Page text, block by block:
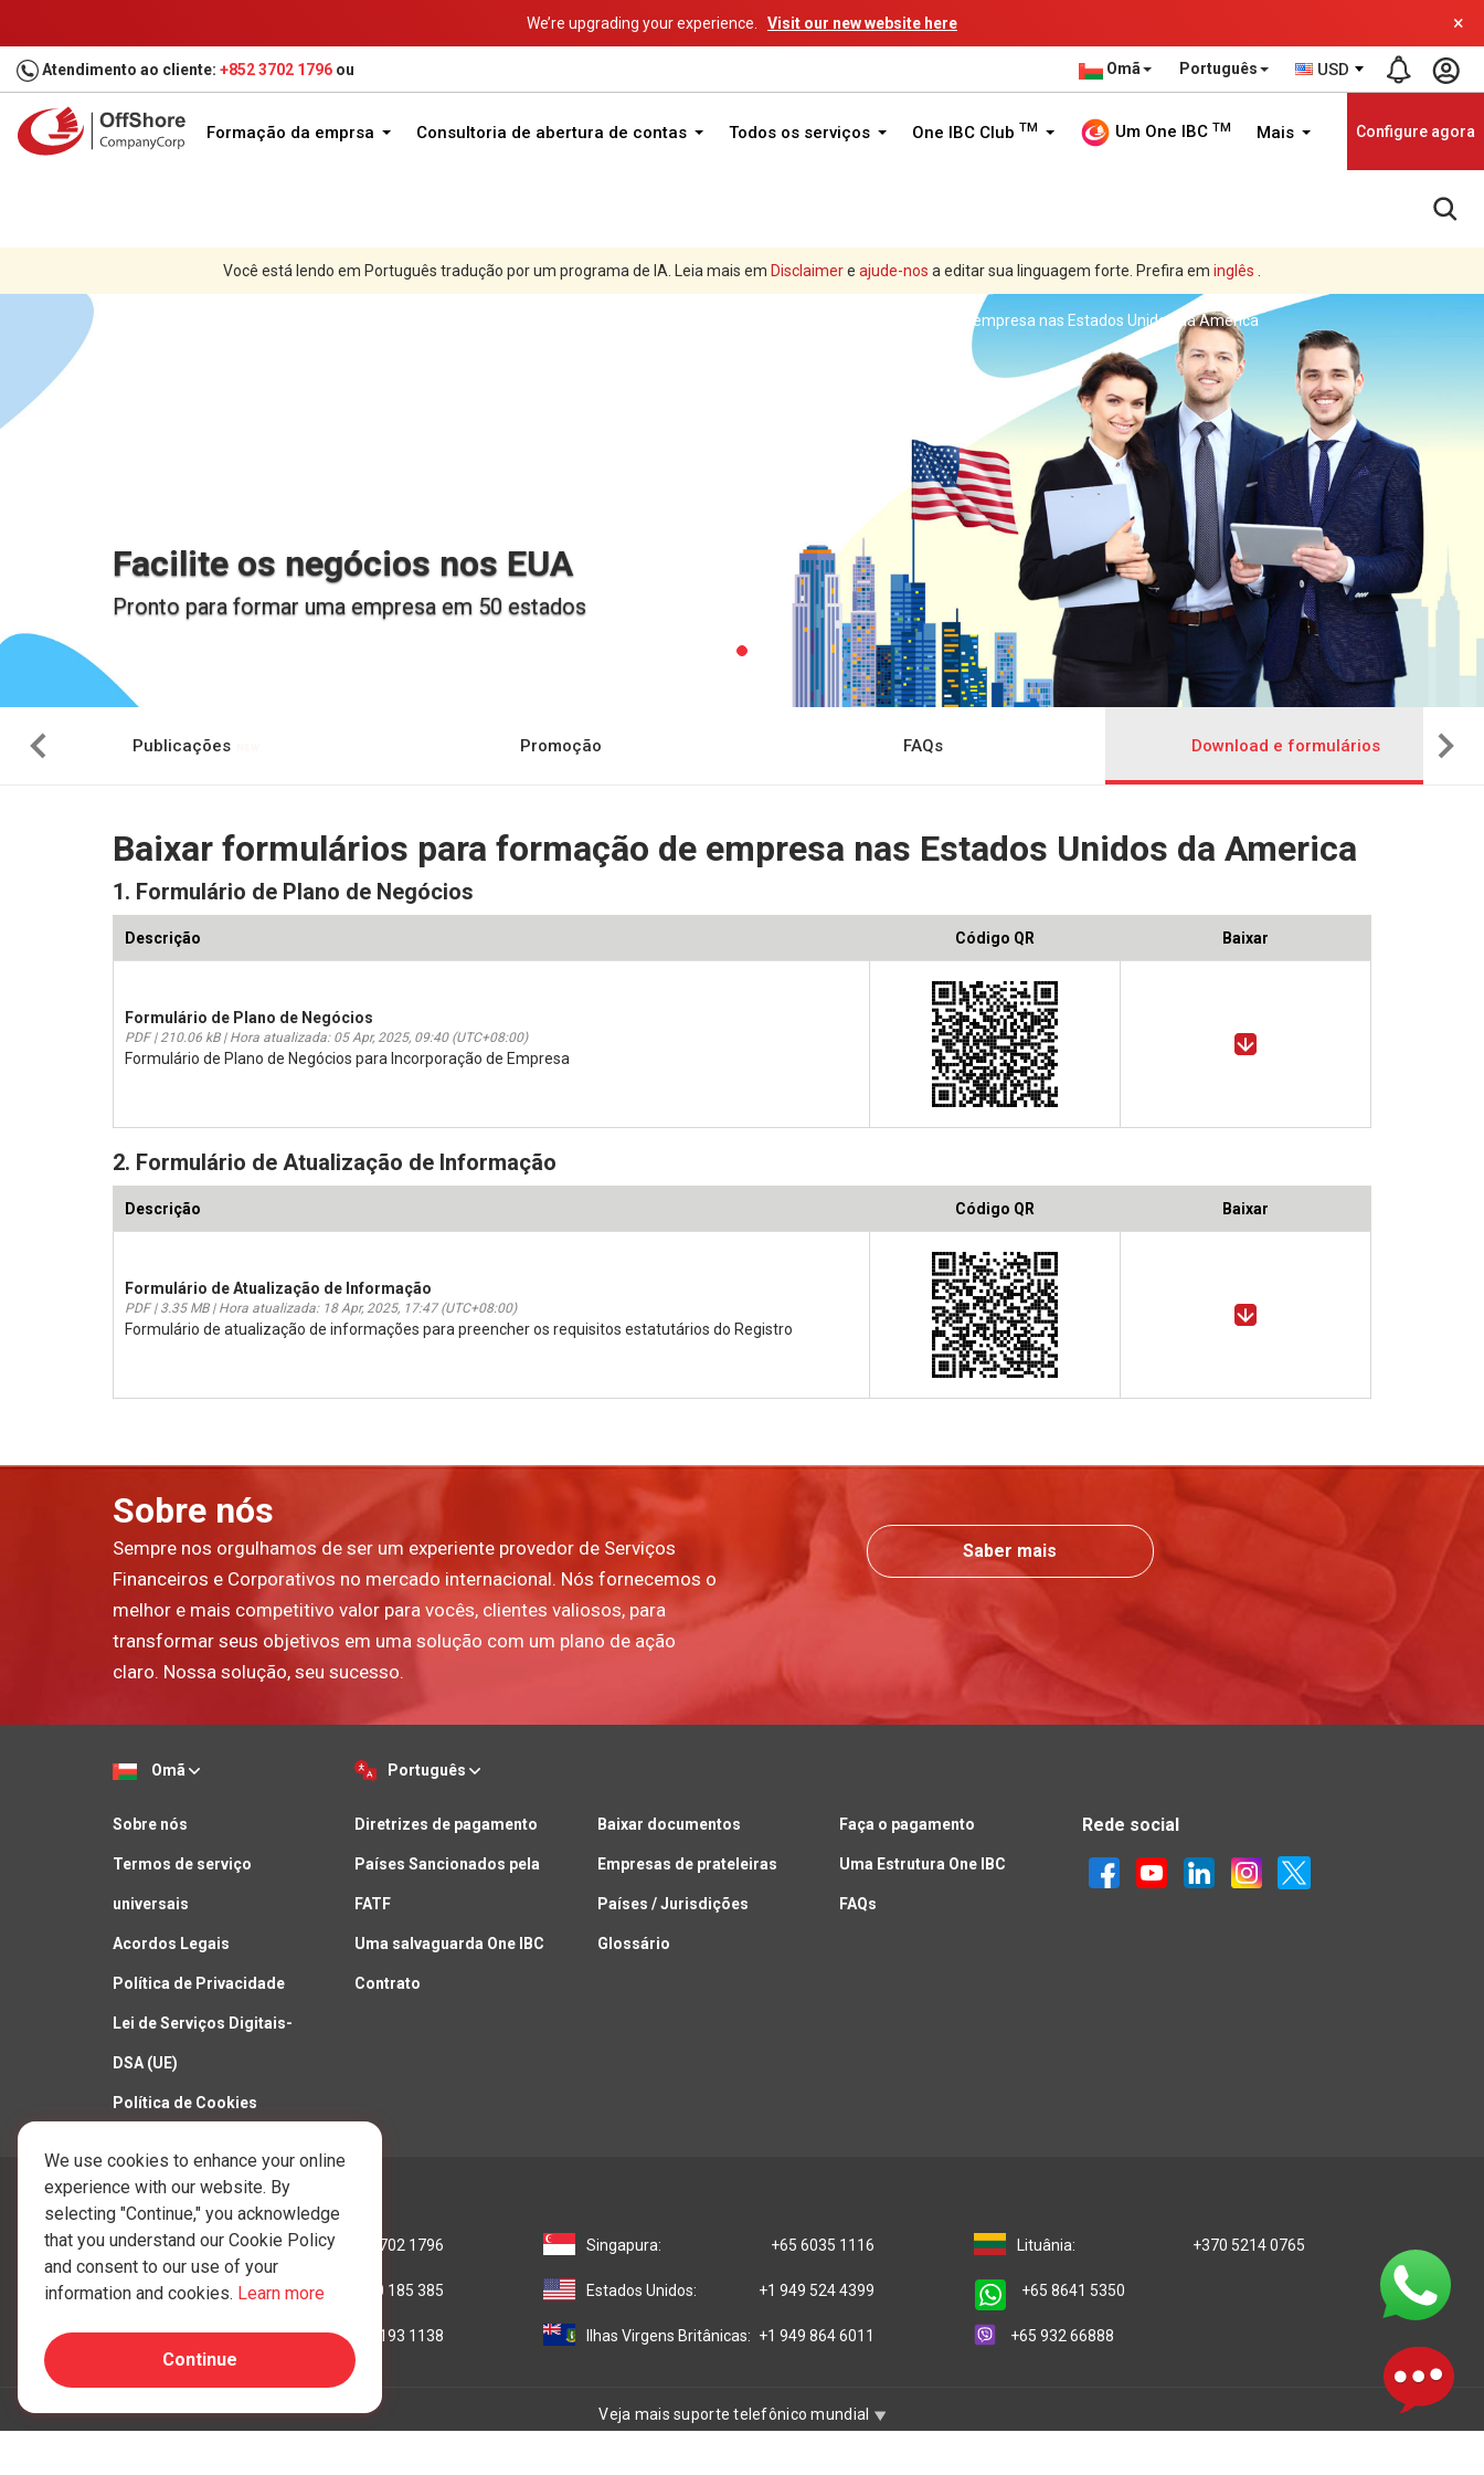
We’re upgrading your experience. Visit our new website here ×
Atendimento ao cliente: +852 3702 1796 ou Omã Português USD
Formação da emprsa Consultoria de abertura de contas Todos os serviços One IBC Club TM Um One IBC TM Mais Configure agora
Você está lendo em Português tradução por um programa de IA. Leia mais em Disclaimere ajude-nos a editar sua linguagem forte. Prefira em inglês .
Baixar formulários para formação de empresa nas Estados Unidos da America
Facilite os negócios nos EUA
Pronto para formar uma empresa em 50 estados
Publicações Promoção FAQs Download e formulários
Baixar formulários para formação de empresa nas Estados Unidos da America
1. Formulário de Plano de Negócios
Descrição Código QR Baixar
Formulário de Plano de Negócios
PDF | 210.06 kB | Hora atualizada: 05 Apr, 2025, 09:40 (UTC+08:00)
Formulário de Plano de Negócios para Incorporação de Empresa
2. Formulário de Atualização de Informação
Descrição Código QR Baixar
Formulário de Atualização de Informação
PDF | 3.35 MB | Hora atualizada: 18 Apr, 2025, 17:47 (UTC+08:00)
Formulário de atualização de informações para preencher os requisitos estatutários do Registro
Sobre nós
Sempre nos orgulhamos de ser um experiente provedor de Serviços
Financeiros e Corporativos no mercado internacional. Nós fornecemos o
melhor e mais competitivo valor para vocês, clientes valiosos, para
transformar seus objetivos em uma solução com um plano de ação
claro. Nossa solução, seu sucesso.
Saber mais
Omã Português
Sobre nós
Termos de serviço
universais
Acordos Legais
Política de Privacidade
Lei de Serviços Digitais-
DSA (UE)
Política de Cookies
Diretrizes de pagamento
Países Sancionados pela
FATF
Uma salvaguarda One IBC
Contrato
Baixar documentos
Empresas de prateleiras
Países / Jurisdições
Glossário
Faça o pagamento
Uma Estrutura One IBC
FAQs
Rede social
We use cookies to enhance your online
experience with our website. By
selecting "Continue," you acknowledge
that you understand our Cookie Policy
and consent to our use of your
information and cookies. Learn more
Continue
Ligue para nós:
Hong Kong: +852 3702 1796
Austrália: +61 390 185 385
Reino Unido: +44 207 193 1138
Singapura: +65 6035 1116
Estados Unidos: +1 949 524 4399
Ilhas Virgens Britânicas: +1 949 864 6011
Lituânia: +370 5214 0765
+65 8641 5350
+65 932 66888
Veja mais suporte telefônico mundial